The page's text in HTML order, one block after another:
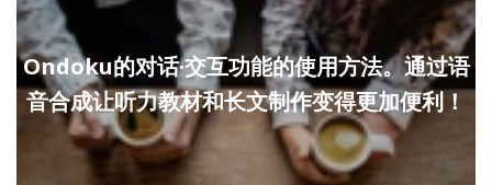
Ondoku的对话·交互功能的使用方法。通过语
音合成让听力教材和长文制作变得更加便利！